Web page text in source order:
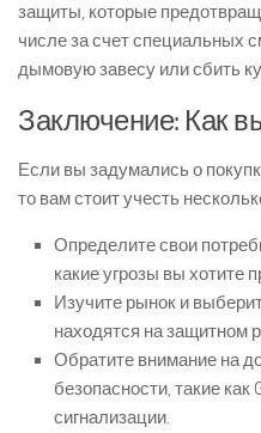
защиты, которые
числе за счет специальных
дымовую завесу или сбить
Заключение: Как
Если вы задумались о
то вам стоит учесть
Определите свои
какие угрозы вы хотите
Изучите рынок и
находятся на защитном
Обратите внимание на
безопасности, такие
сигнализации.